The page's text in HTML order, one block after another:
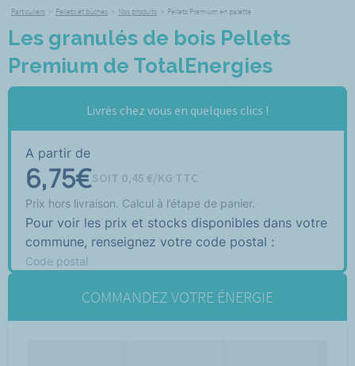
Particuliers > Pellets et bûches > Nos produits > Pellets Premium en palette
Les granulés de bois Pellets
Premium de TotalEnergies
Livrés chez vous en quelques clics !
A partir de
6,75€SOIT 0,45 €/KG TTC
Prix hors livraison. Calcul à l’étape de panier.
Pour voir les prix et stocks disponibles dans votre
commune, renseignez votre code postal :
Code postal
COMMANDEZ VOTRE ÉNERGIE